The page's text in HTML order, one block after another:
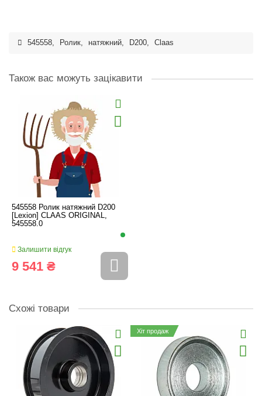
545558, Ролик, натяжний, D200, Claas
Також вас можуть зацікавити
545558 Ролик натяжний D200
[Lexion] CLAAS ORIGINAL,
545558.0
Залишити відгук
9 541 ₴
Схожі товари
Хіт продаж